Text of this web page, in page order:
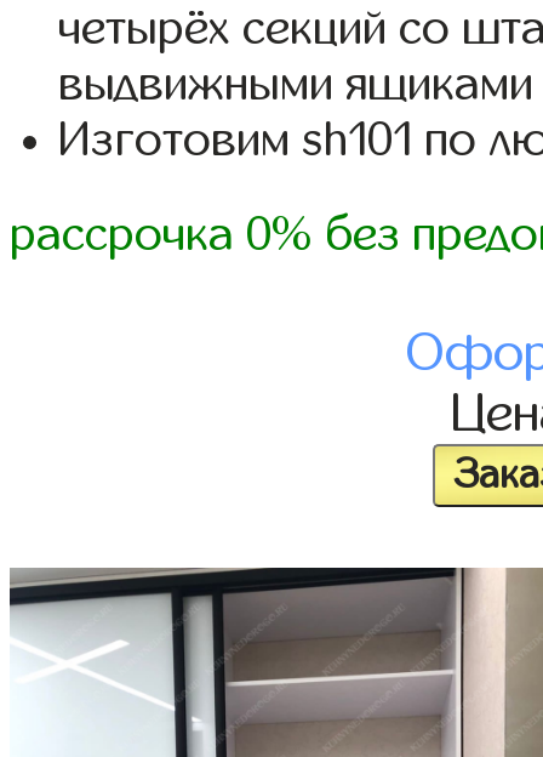
четырёх секций со
выдвижными ящиками
Изготовим sh101 по
рассрочка 0% без